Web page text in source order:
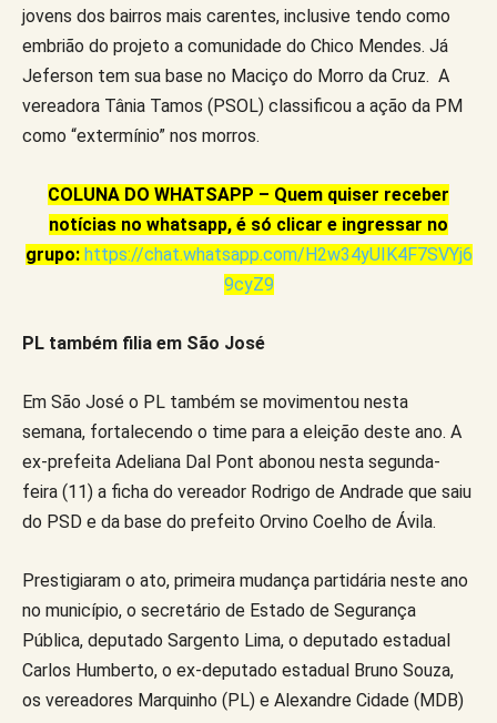
jovens dos bairros mais carentes, inclusive tendo como
embrião do projeto a comunidade do Chico Mendes. Já
Jeferson tem sua base no Maciço do Morro da Cruz. A
vereadora Tânia Tamos (PSOL) classificou a ação da PM
como “extermínio” nos morros.
COLUNA DO WHATSAPP – Quem quiser receber
notícias no whatsapp, é só clicar e ingressar no
grupo: https://chat.whatsapp.com/H2w34yUIK4F7SVYj6
9cyZ9
PL também filia em São José
Em São José o PL também se movimentou nesta
semana, fortalecendo o time para a eleição deste ano. A
ex-prefeita Adeliana Dal Pont abonou nesta segunda-
feira (11) a ficha do vereador Rodrigo de Andrade que saiu
do PSD e da base do prefeito Orvino Coelho de Ávila.
Prestigiaram o ato, primeira mudança partidária neste ano
no município, o secretário de Estado de Segurança
Pública, deputado Sargento Lima, o deputado estadual
Carlos Humberto, o ex-deputado estadual Bruno Souza,
os vereadores Marquinho (PL) e Alexandre Cidade (MDB)